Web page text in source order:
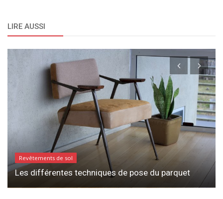
LIRE AUSSI
Revêtements de sol
Les différentes techniques de pose du parquet